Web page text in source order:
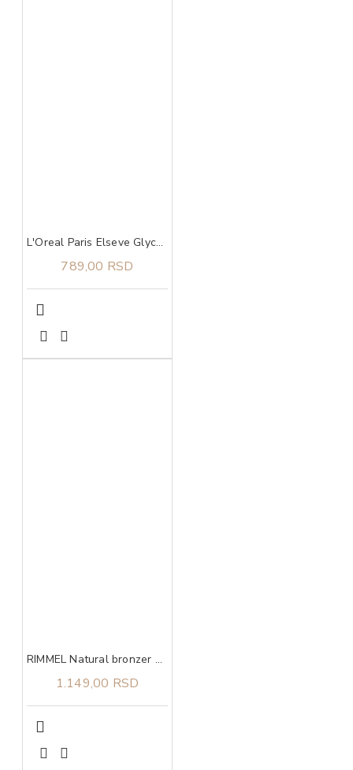
L'Oreal Paris Elseve Glycolic Gloss Serum u spreju za beživotnu kosu bez sjaja 150 ml
789,00 RSD
RIMMEL Natural bronzer 001
1.149,00 RSD